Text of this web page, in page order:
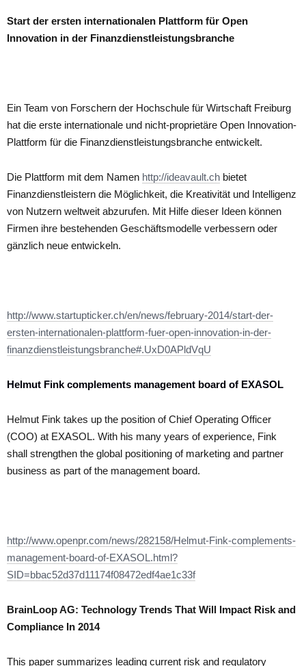
Start der ersten internationalen Plattform für Open
Innovation in der Finanzdienstleistungsbranche
Ein Team von Forschern der Hochschule für Wirtschaft Freiburg
hat die erste internationale und nicht-proprietäre Open Innovation-
Plattform für die Finanzdienstleistungsbranche entwickelt.
Die Plattform mit dem Namen http://ideavault.ch bietet
Finanzdienstleistern die Möglichkeit, die Kreativität und Intelligenz
von Nutzern weltweit abzurufen. Mit Hilfe dieser Ideen können
Firmen ihre bestehenden Geschäftsmodelle verbessern oder
gänzlich neue entwickeln.
http://www.startupticker.ch/en/news/february-2014/start-der-
ersten-internationalen-plattform-fuer-open-innovation-in-der-
finanzdienstleistungsbranche#.UxD0APldVqU
Helmut Fink complements management board of EXASOL
Helmut Fink takes up the position of Chief Operating Officer
(COO) at EXASOL. With his many years of experience, Fink
shall strengthen the global positioning of marketing and partner
business as part of the management board.
http://www.openpr.com/news/282158/Helmut-Fink-complements-
management-board-of-EXASOL.html?
SID=bbac52d37d11174f08472edf4ae1c33f
BrainLoop AG: Technology Trends That Will Impact Risk and
Compliance In 2014
This paper summarizes leading current risk and regulatory